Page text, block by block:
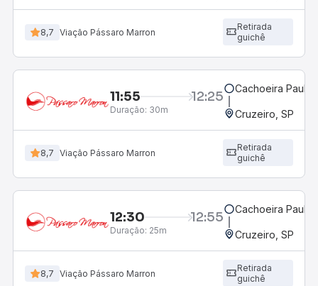
8,7 Viação Pássaro Marron
Retirada
guichê
11:55 12:25
Duração: 30m
Cachoeira
Cruzeiro, SP
8,7 Viação Pássaro Marron
Retirada
guichê
12:30 12:55
Duração: 25m
Cachoeira
Cruzeiro, SP
8,7 Viação Pássaro Marron
Retirada
guichê